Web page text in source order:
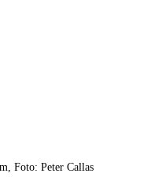
Foto: Peter Callas